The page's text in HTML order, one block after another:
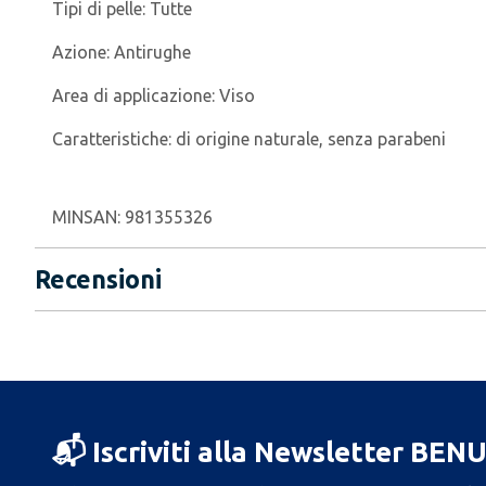
Tipi di pelle: Tutte
Azione: Antirughe
Area di applicazione: Viso
Caratteristiche: di origine naturale, senza parabeni
MINSAN: 981355326
Recensioni
📬 Iscriviti alla Newsletter BENU